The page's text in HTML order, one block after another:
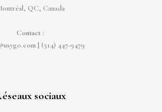
QC, Canada
Contact :
| (514) 447-9479
sociaux